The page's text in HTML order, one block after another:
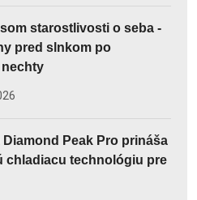
starostlivosti o seba -
pred slnkom po
Peak Pro prináša
chladiacu technológiu pre